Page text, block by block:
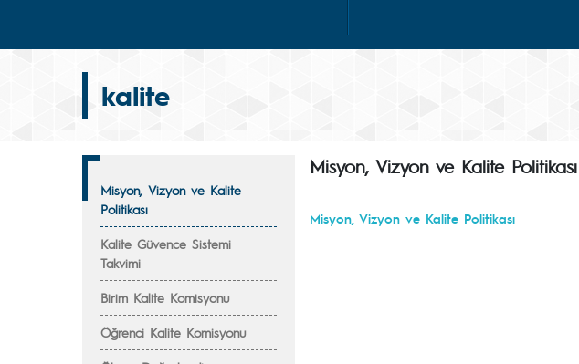
kalite
Misyon, Vizyon ve Kalite
Politikası
Kalite Güvence Sistemi
Takvimi
Birim Kalite Komisyonu
Öğrenci Kalite Komisyonu
Misyon, Vizyon ve Kalite Politikası
Misyon, Vizyon ve Kalite Politikası